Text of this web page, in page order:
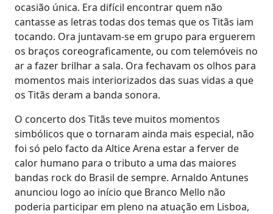
ocasião única. Era difícil encontrar quem não
cantasse as letras todas dos temas que os Titãs iam
tocando. Ora juntavam-se em grupo para erguerem
os braços coreograficamente, ou com telemóveis no
ar a fazer brilhar a sala. Ora fechavam os olhos para
momentos mais interiorizados das suas vidas a que
os Titãs deram a banda sonora.
O concerto dos Titãs teve muitos momentos
simbólicos que o tornaram ainda mais especial, não
foi só pelo facto da Altice Arena estar a ferver de
calor humano para o tributo a uma das maiores
bandas rock do Brasil de sempre. Arnaldo Antunes
anunciou logo ao início que Branco Mello não
poderia participar em pleno na atuação em Lisboa,